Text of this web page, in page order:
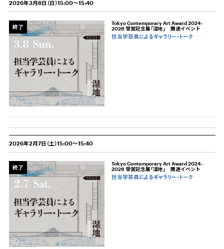
2026年3月8日（日）15:00～15:40
終了
Tokyo Contemporary Art Award 2024-
2026 受賞記念展「湿地」 関連イベント
担当学芸員によるギャラリー・トーク
2026年2月7日（土）15:00～15:40
終了
Tokyo Contemporary Art Award 2024-
2026 受賞記念展「湿地」 関連イベント
担当学芸員によるギャラリー・トーク